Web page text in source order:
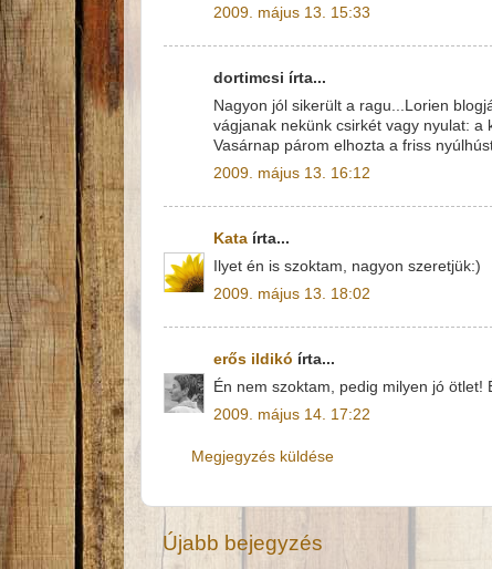
2009. május 13. 15:33
dortimcsi írta...
Nagyon jól sikerült a ragu...Lorien
vágjanak nekünk csirkét vagy nyulat: a
Vasárnap párom elhozta a friss
2009. május 13. 16:12
Kata írta...
Ilyet én is szoktam, nagyon szeretjük:)
2009. május 13. 18:02
erős ildikó írta...
Én nem szoktam, pedig milyen jó ötlet!
2009. május 14. 17:22
Megjegyzés küldése
Újabb bejegyzés